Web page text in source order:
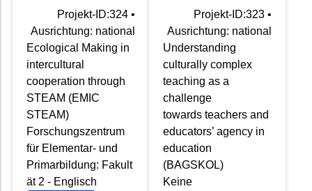
Projekt-ID:324 •
Ausrichtung: national
Ecological Making in
intercultural
cooperation through
STEAM (EMIC
STEAM)
Forschungszentrum
für Elementar- und
Primarbildung: Fakult
ät 2 - Englisch
Projekt-ID:323 •
Ausrichtung: national
Understanding
culturally complex
teaching as a
challenge
towards teachers and
educators’ agency in
education
(BAGSKOL)
Keine